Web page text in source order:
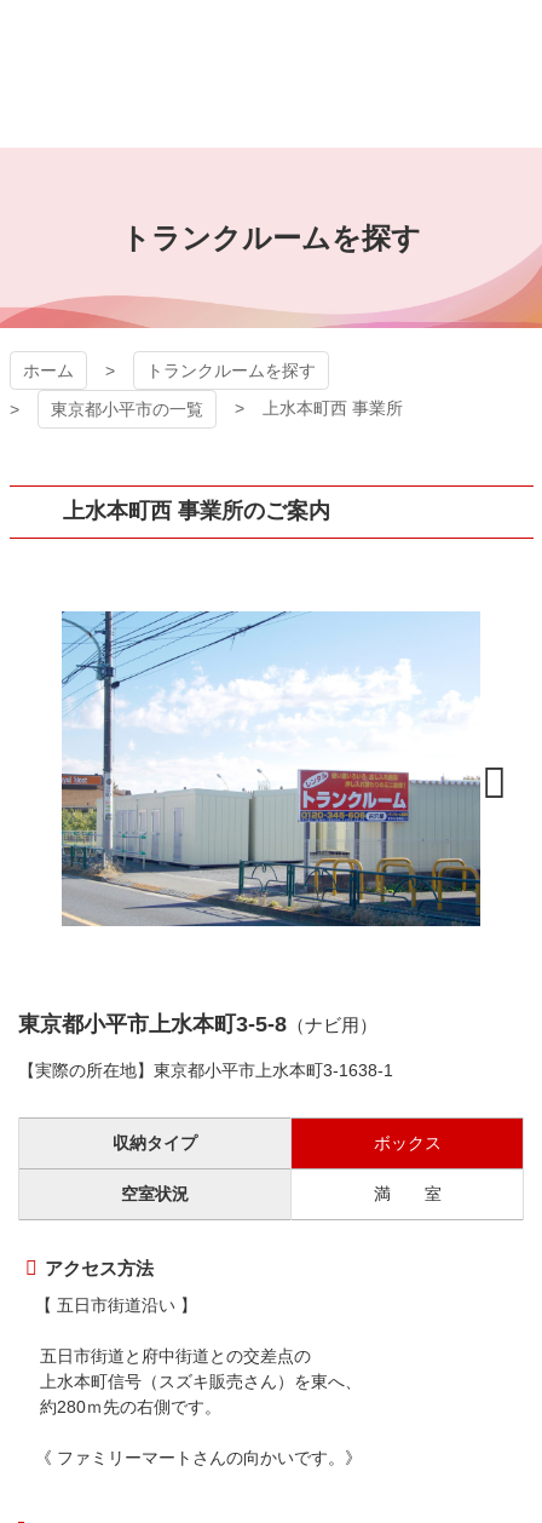
吉沢屋 レンタル ト
トランクルームを探す
ホーム
トランクルームを探す
東京都小平市の一覧
上水本町西 事業所
上水本町西 事業所のご案内
東京都小平市上水本町3-5-8 （ナビ用）
【実際の所在地】東京都小平市上水本町3-1638-1
収納タイプ ボックス
空室状況 満 室
アクセス方法
【 五日市街道沿い 】
五日市街道と府中街道との交差点の
上水本町信号（スズキ販売さん）を東へ、
約280ｍ先の右側です。
《 ファミリーマートさんの向かいです。》